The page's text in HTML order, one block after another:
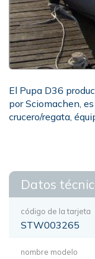
El Pupa D36
por Sciomachen,
crucero/regata,
Datos
código de la tarjeta
STW003265
nombre modelo